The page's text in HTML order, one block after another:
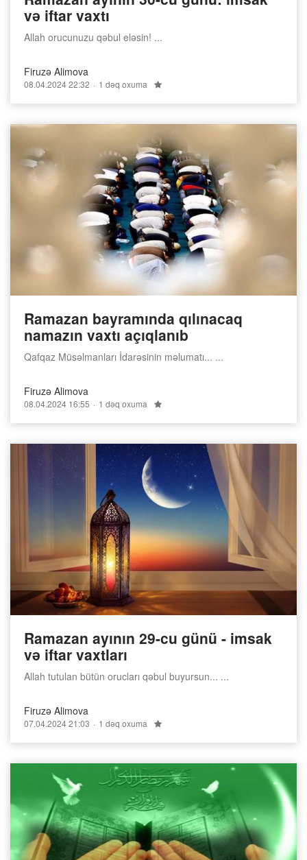
və iftar vaxtı
Allah orucunuzu qəbul eləsin! ...
Firuzə Alimova
08.04.2024 22:32 1 dəq oxuma
Ramazan bayramında qılınacaq
namazın vaxtı açıqlanıb
Qafqaz Müsəlmanları İdarəsinin məlumatı... ...
Firuzə Alimova
08.04.2024 16:55 1 dəq oxuma
Ramazan ayının 29-cu günü - imsak
və iftar vaxtları
Allah tutulan bütün orucları qəbul buyursun... ...
Firuzə Alimova
07.04.2024 21:03 1 dəq oxuma